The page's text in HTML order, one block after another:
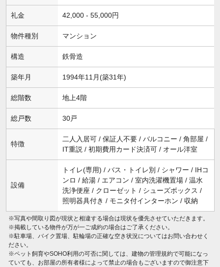
礼金 42,000 - 55,000円
物件種別 マンション
構造 鉄骨造
築年月 1994年11月(築31年)
総階数 地上4階
総戸数 30戸
特徴
二人入居可 / 保証人不要 / バルコニー / 角部屋 /
IT重説 / 初期費用カード決済可 / オール洋室
設備
トイレ(専用) / バス・トイレ別 / シャワー / IHコ
ンロ / 給湯 / エアコン / 室内洗濯機置場 / 温水
洗浄便座 / クローゼット / シューズボックス /
照明器具付き / モニタ付インターホン / 収納
※写真や間取り図が現状と相違する場合は現状を優先させていただきます。
※掲載している物件が万が一ご成約の場合はご了承ください。
※駐車場、バイク置場、駐輪場の正確な空き状況についてはお問い合わせく
ださい。
※ペット飼育やSOHO利用の可否に関しては、建物の管理規約で可能になっ
ていても、お部屋の所有者様によって禁止の場合もございますので御注意下